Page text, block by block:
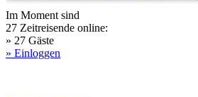
Im Moment sind
27 Zeitreisende online:
» 27 Gäste
» Einloggen